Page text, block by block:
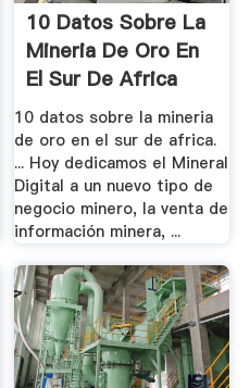
10 Datos Sobre La
Mineria De Oro En
El Sur De Africa
10 datos sobre la mineria
de oro en el sur de africa.
... Hoy dedicamos el Mineral
Digital a un nuevo tipo de
negocio minero, la venta de
información minera, ...